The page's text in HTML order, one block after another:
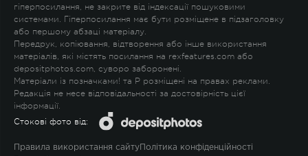
гіперпосилання, не закрите від індексації пошуковими
системами. Гіперпосилання має бути розміщене в підзаголовку
або першому абзаці матеріалу.
Передрук, копіювання, відтворення або інше використання
матеріалів, які містять посилання на rexfeatures.com або
depositphotos.com, суворо заборонені.
Матеріали із позначками! та P розміщені на правах реклами.
Редакція не несе відповідальності за достовірність цієї
інформації.
Стокові фото від:
Правила використання сайту Політика конфіденційності